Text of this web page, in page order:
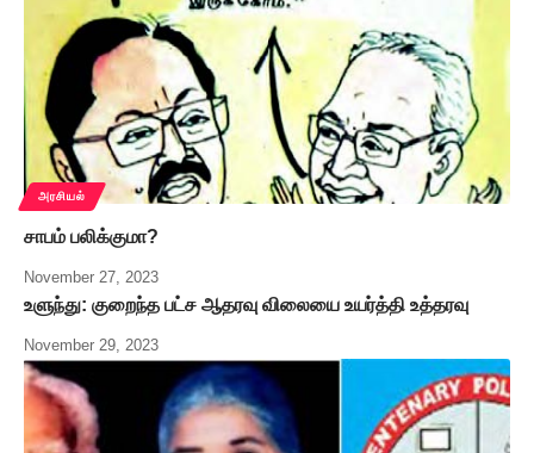
அரசியல்
சாபம் பலிக்குமா?
November 27, 2023
உளுந்து: குறைந்த பட்ச ஆதரவு விலையை உயர்த்தி உத்தரவு
November 29, 2023